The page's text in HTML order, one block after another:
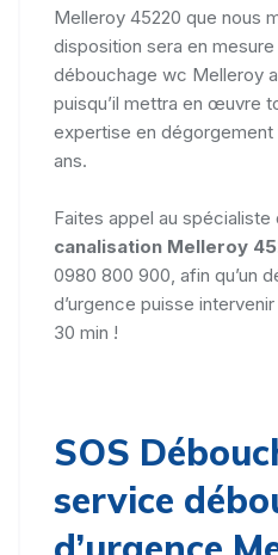
Melleroy 45220 que nous
disposition sera en
débouchage wc Melleroy
puisqu’il mettra en œuvre
expertise en dégorgement
ans.
Faites appel au spécialiste
canalisation Melleroy
0980 800 900, afin qu’un
d’urgence puisse
30 min !
SOS
service